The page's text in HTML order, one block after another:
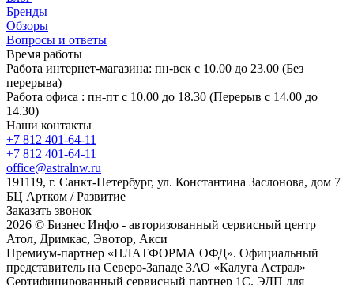
Бренды
Обзоры
Вопросы и ответы
Время работы
Работа интернет-магазина: пн-вск с 10.00 до 23.00 (Без
перерыва)
Работа офиса : пн-пт с 10.00 до 18.30 (Перерыв с 14.00 до
14.30)
Наши контакты
+7 812 401-64-11
+7 812 401-64-11
office@astralnw.ru
191119, г. Санкт-Петербург, ул. Константина Заслонова, дом 7
БЦ Артком / Развитие
Заказать звонок
2026 © Бизнес Инфо - авторизованный сервисный центр
Атол, Дримкас, Эвотор, Акси
Премиум-партнер «ПЛАТФОРМА ОФД». Официальный
представитель на Северо-Западе ЗАО «Калуга Астрал»
Сертифицированный сервисный партнер 1C. ЭДП для